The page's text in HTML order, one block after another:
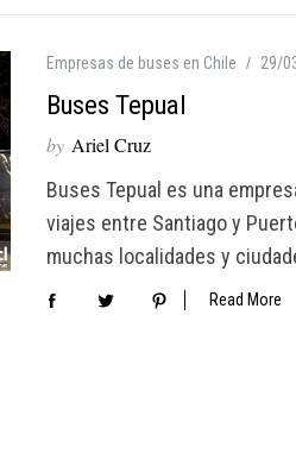
Empresas de buses en Chile 29/
Buses Tepual
by Ariel Cruz
Buses Tepual es una
viajes entre Santiago y
muchas localidades y
Read More